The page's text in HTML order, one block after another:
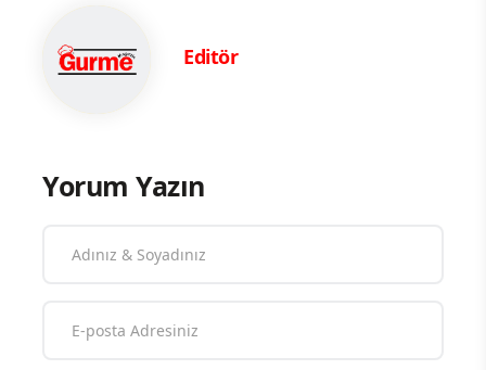
Editör
Yorum Yazın